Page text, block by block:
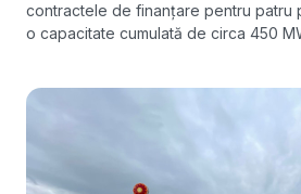
contractele de finanțare pentru patru
o capacitate cumulată de circa 450